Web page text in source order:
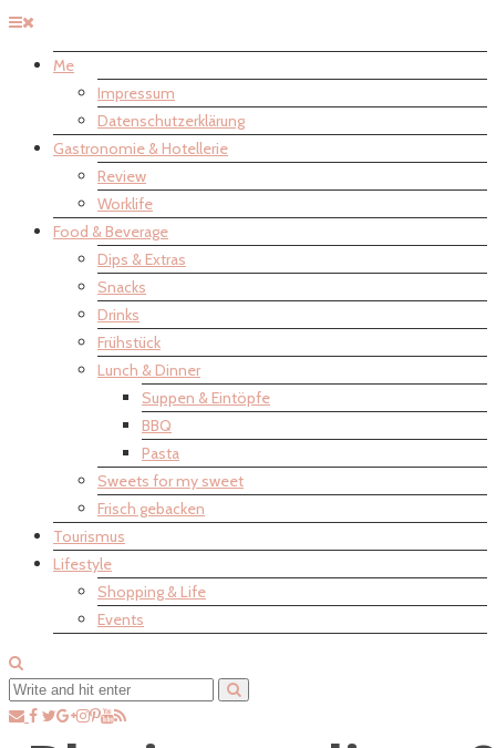
Me
Impressum
Datenschutzerklärung
Gastronomie & Hotellerie
Review
Worklife
Food & Beverage
Dips & Extras
Snacks
Drinks
Frühstück
Lunch & Dinner
Suppen & Eintöpfe
BBQ
Pasta
Sweets for my sweet
Frisch gebacken
Tourismus
Lifestyle
Shopping & Life
Events